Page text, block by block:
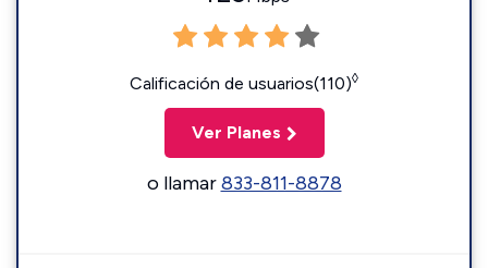
Calificación de usuarios(110)◊
Ver Planes
o llamar833-811-8878